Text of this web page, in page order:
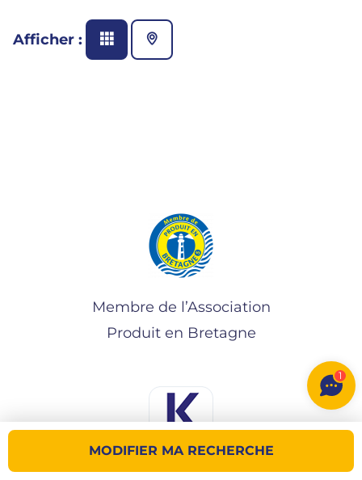
MODIFIER MA RECHERCHE
Afficher :
Membre de l’Association
Produit en Bretagne
1